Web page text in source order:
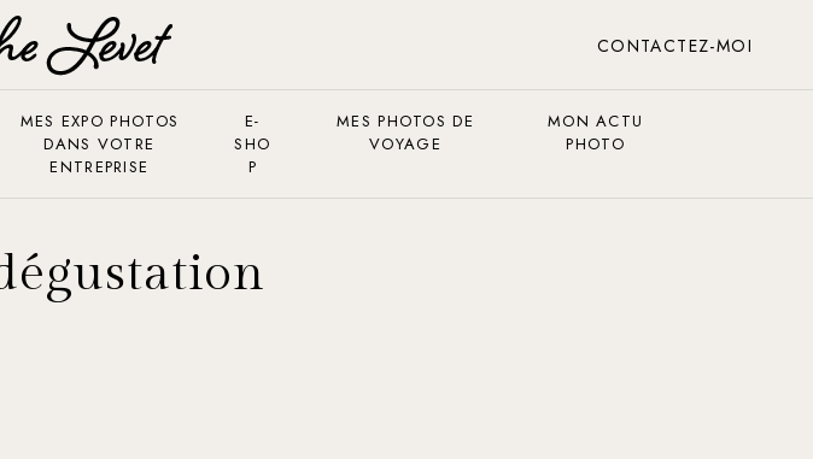
CONTACTEZ-MOI
MES EXPO PHOTOS
DANS VOTRE
ENTREPRISE
E-
SHO
P
MES PHOTOS DE
VOYAGE
MON ACTU
PHOTO